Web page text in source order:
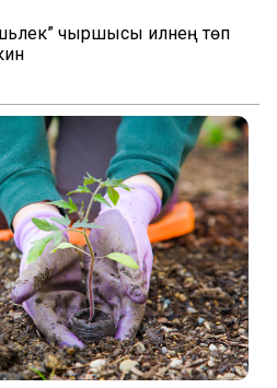
чыршысы илнең төп